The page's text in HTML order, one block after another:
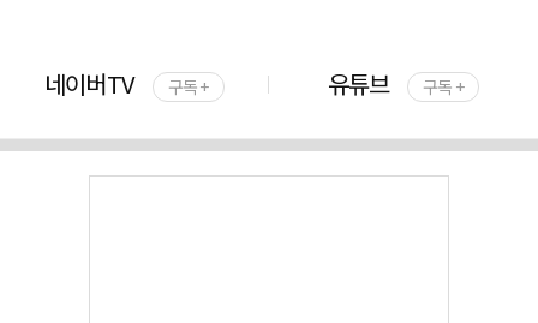
네이버TV 구독 + 유튜브 구독 +